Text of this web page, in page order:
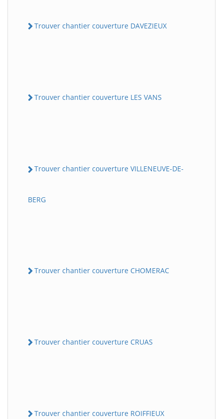
Trouver chantier couverture DAVEZIEUX
Trouver chantier couverture LES VANS
Trouver chantier couverture VILLENEUVE-DE-
BERG
Trouver chantier couverture CHOMERAC
Trouver chantier couverture CRUAS
Trouver chantier couverture ROIFFIEUX